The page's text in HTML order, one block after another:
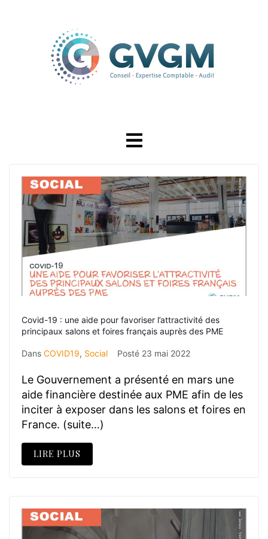
Covid-19 : une aide pour favoriser l’attractivité des
principaux salons et foires français auprès des PME
Dans COVID19, Social Posté 23 mai 2022
Le Gouvernement a présenté en mars une
aide financière destinée aux PME afin de les
inciter à exposer dans les salons et foires en
France. (suite…)
LIRE PLUS